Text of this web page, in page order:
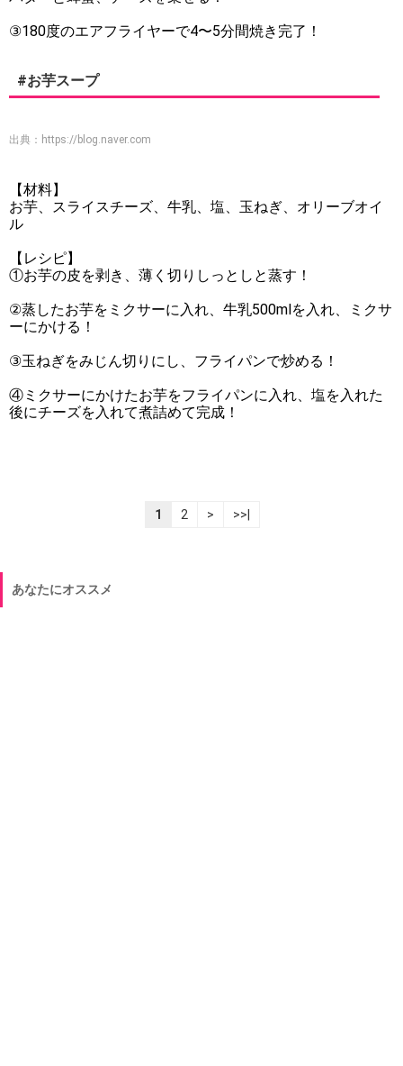
③180度のエアフライヤーで4〜5分間焼き完了！
#お芋スープ
出典： https://blog.naver.com
【材料】
お芋、スライスチーズ、牛乳、塩、玉ねぎ、オリーブオイ
ル
【レシピ】
①お芋の皮を剥き、薄く切りしっとしと蒸す！
②蒸したお芋をミクサーに入れ、牛乳500mlを入れ、ミクサ
ーにかける！
③玉ねぎをみじん切りにし、フライパンで炒める！
④ミクサーにかけたお芋をフライパンに入れ、塩を入れた
後にチーズを入れて煮詰めて完成！
1 2 > >>|
あなたにオススメ